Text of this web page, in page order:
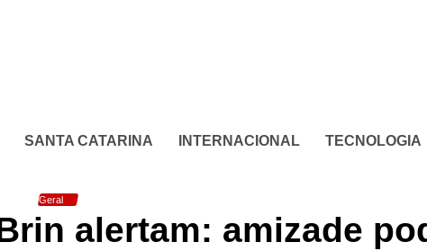
SANTA CATARINA INTERNACIONAL TECNOLOGIA
Geral
alertam: amizade